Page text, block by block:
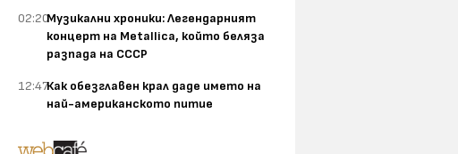
02:20Музикални хроники: Легендарният
концерт на Metallica, който беляза
разпада на СССР
12:47Как обезглавен крал даде името на
най-американското питие